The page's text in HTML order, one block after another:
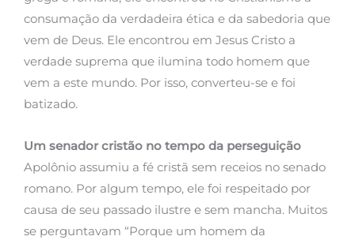
consumação da verdadeira ética e da sabedoria que
vem de Deus. Ele encontrou em Jesus Cristo a
verdade suprema que ilumina todo homem que
vem a este mundo. Por isso, converteu-se e foi
batizado.
Um senador cristão no tempo da perseguição
Apolônio assumiu a fé cristã sem receios no senado
romano. Por algum tempo, ele foi respeitado por
causa de seu passado ilustre e sem mancha. Muitos
se perguntavam “Porque um homem da